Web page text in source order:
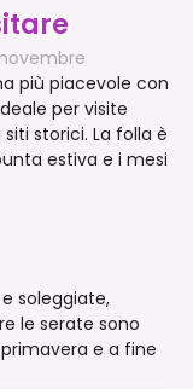
più piacevole con
per visite
storici. La folla è
estiva e i mesi
soleggiate,
le serate sono
e a fine